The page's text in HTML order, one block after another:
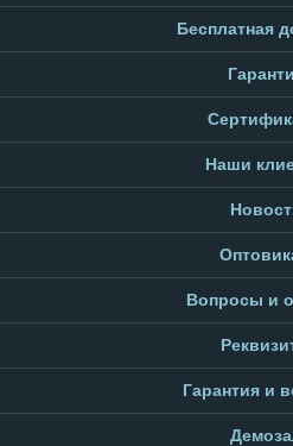
Бесплатная
Наши
Вопросы и
Гарантия и